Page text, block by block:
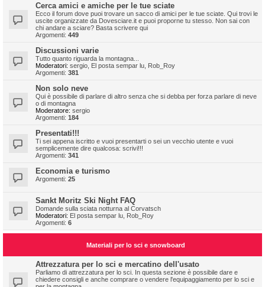
Cerca amici e amiche per le tue sciate
Ecco il forum dove puoi trovare un sacco di amici per le tue sciate. Qui trovi le
uscite organizzate da Dovesciare.it e puoi proporne tu stesso. Non sai con
chi andare a sciare? Basta scrivere qui
Argomenti: 449
Discussioni varie
Tutto quanto riguarda la montagna...
Moderatori: sergio El posta sempar lu Rob_Roy
Argomenti: 381
Non solo neve
Qui è possibile di parlare di altro senza che si debba per forza parlare di neve
o di montagna
Moderatore: sergio
Argomenti: 184
Presentati!!!
Ti sei appena iscritto e vuoi presentarti o sei un vecchio utente e vuoi
semplicemente dire qualcosa: scrivi!!!
Argomenti: 341
Economia e turismo
Argomenti: 25
Sankt Moritz Ski Night FAQ
Domande sulla sciata notturna al Corvatsch
Moderatori: El posta sempar lu Rob_Roy
Argomenti: 6
Materiali per lo sci e snowboard
Attrezzatura per lo sci e mercatino dell'usato
Parliamo di attrezzatura per lo sci. In questa sezione è possibile dare e
chiedere consigli e anche comprare o vendere l'equipaggiamento per lo sci e